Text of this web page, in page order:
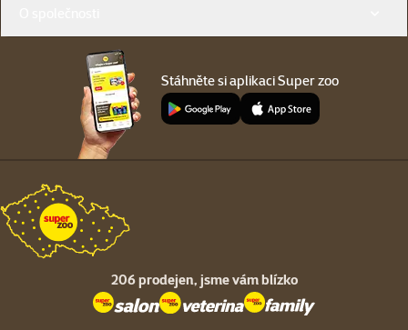
Stáhněte si aplikaci Super zoo
206 prodejen, jsme vám blízko